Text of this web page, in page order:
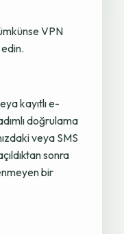
VPN
kayıtlı e-
doğrulama
veya SMS
sonra
bir